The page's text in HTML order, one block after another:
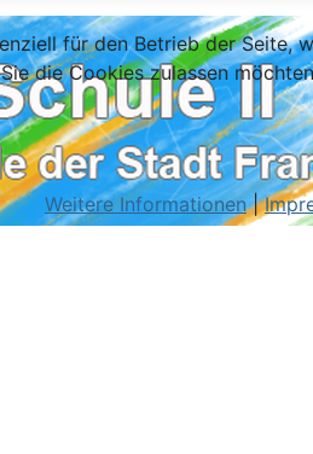
für den Betrieb der Seite,
die Cookies zulassen
Weitere Informationen|